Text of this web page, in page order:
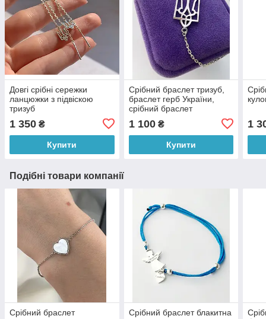
Довгі срібні сережки
ланцюжки з підвіскою
тризуб
1 350 ₴
Купити
Срібний браслет тризуб,
браслет герб України,
срібний браслет
1 100₴
Купити
1
Подібні товари компанії
Срібний браслет
Срібний браслет блакитна